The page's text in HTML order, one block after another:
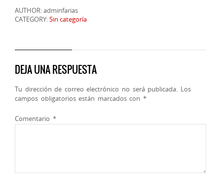
AUTHOR: adminfarias
CATEGORY:Sin categoría
DEJA UNA RESPUESTA
Tu dirección de correo electrónico no será publicada. Los
campos obligatorios están marcados con *
Comentario *